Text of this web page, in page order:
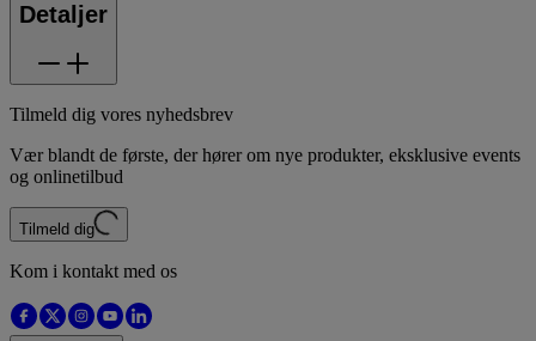
Detaljer
Tilmeld dig vores nyhedsbrev
Vær blandt de første, der hører om nye produkter, eksklusive events
og onlinetilbud
Tilmeld dig
Kom i kontakt med os